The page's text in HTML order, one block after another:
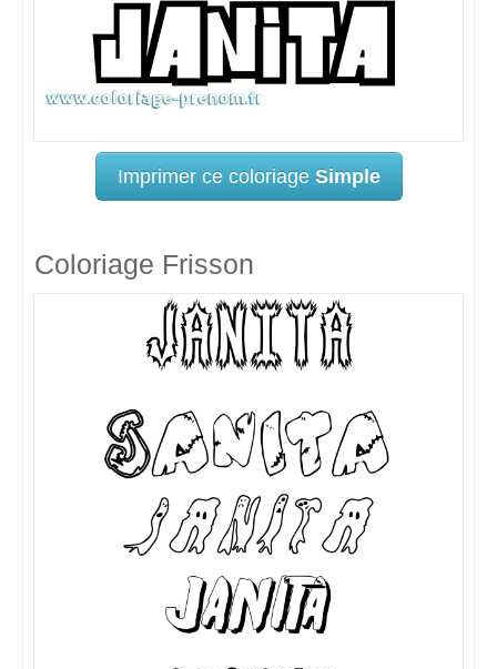
Imprimer ce coloriage Simple
Coloriage Frisson